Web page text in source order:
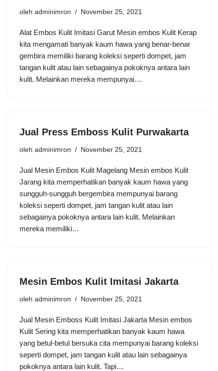
oleh adminimron November 25, 2021
Alat Embos Kulit Imitasi Garut Mesin embos Kulit Kerap
kita mengamati banyak kaum hawa yang benar-benar
gembira memiliki barang koleksi seperti dompet, jam
tangan kulit atau lain sebagainya pokoknya antara lain
kulit. Melainkan mereka mempunyai…
Jual Press Emboss Kulit Purwakarta
oleh adminimron November 25, 2021
Jual Mesin Embos Kulit Magelang Mesin embos Kulit
Jarang kita memperhatikan banyak kaum hawa yang
sungguh-sungguh bergembira mempunyai barang
koleksi seperti dompet, jam tangan kulit atau lain
sebagainya pokoknya antara lain kulit. Melainkan
mereka memiliki…
Mesin Embos Kulit Imitasi Jakarta
oleh adminimron November 25, 2021
Jual Mesin Emboss Kulit Imitasi Jakarta Mesin embos
Kulit Sering kita memperhatikan banyak kaum hawa
yang betul-betul bersuka cita mempunyai barang koleksi
seperti dompet, jam tangan kulit atau lain sebagainya
pokoknya antara lain kulit. Tapi…